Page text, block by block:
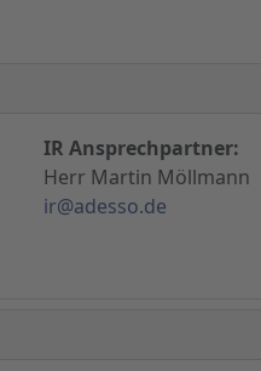
IR Ansprechpartner:
Herr Martin Möllmann
ir@adesso.de